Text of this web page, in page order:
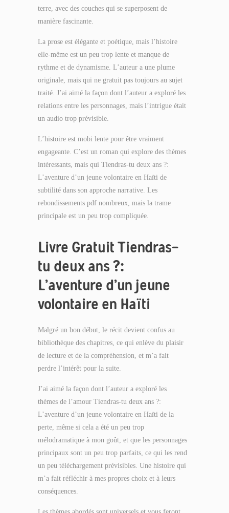
terre, avec des couches qui se superposent de
manière fascinante.
La prose est élégante et poétique, mais l’histoire
elle-même est un peu trop lente et manque de
rythme et de dynamisme. L’auteur a une plume
originale, mais qui ne gratuit pas toujours au sujet
traité. J’ai aimé la façon dont l’auteur a exploré les
relations entre les personnages, mais l’intrigue était
un audio trop prévisible.
L’histoire est mobi lente pour être vraiment
engageante. C’est un roman qui explore des thèmes
intéressants, mais qui Tiendras-tu deux ans ?:
L’aventure d’un jeune volontaire en Haïti de
subtilité dans son approche narrative. Les
rebondissements pdf nombreux, mais la trame
principale est un peu trop compliquée.
Livre Gratuit Tiendras-
tu deux ans ?:
L’aventure d’un jeune
volontaire en Haïti
Malgré un bon début, le récit devient confus au
bibliothèque des chapitres, ce qui enlève du plaisir
de lecture et de la compréhension, et m’a fait
perdre l’intérêt pour la suite.
J’ai aimé la façon dont l’auteur a exploré les
thèmes de l’amour Tiendras-tu deux ans ?:
L’aventure d’un jeune volontaire en Haïti de la
perte, même si cela a été un peu trop
mélodramatique à mon goût, et que les personnages
principaux sont un peu trop parfaits, ce qui les rend
un peu téléchargement prévisibles. Une histoire qui
m’a fait réfléchir à mes propres choix et à leurs
conséquences.